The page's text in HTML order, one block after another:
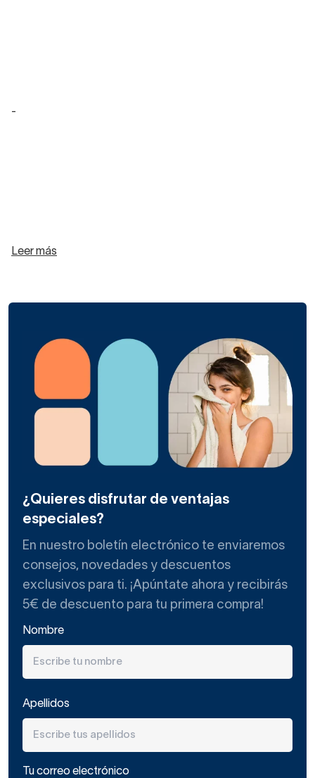
-
Leer más
¿Quieres disfrutar de ventajas
especiales?
En nuestro boletín electrónico te enviaremos
consejos, novedades y descuentos
exclusivos para ti. ¡Apúntate ahora y recibirás
5€ de descuento para tu primera compra!
Nombre
Apellidos
Tu correo electrónico